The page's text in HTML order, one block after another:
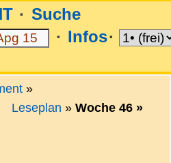
Suche
Infos
»
Leseplan »Woche 46 »